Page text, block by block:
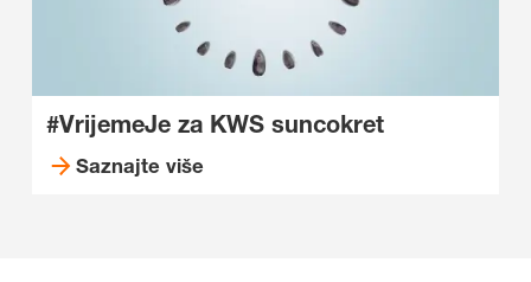
#VrijemeJe za KWS suncokret
Saznajte više